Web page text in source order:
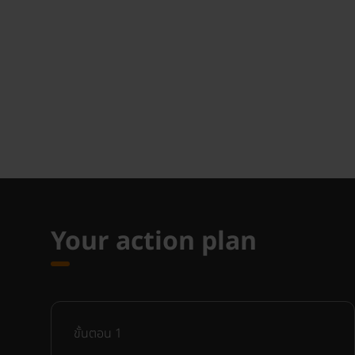
Your action plan
ขั้นตอน 1